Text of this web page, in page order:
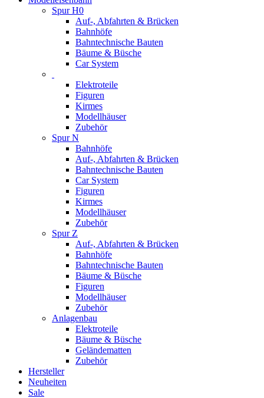
Spur H0
Auf-, Abfahrten & Brücken
Bahnhöfe
Bahntechnische Bauten
Bäume & Büsche
Car System
Elektroteile
Figuren
Kirmes
Modellhäuser
Zubehör
Spur N
Bahnhöfe
Auf-, Abfahrten & Brücken
Bahntechnische Bauten
Car System
Figuren
Kirmes
Modellhäuser
Zubehör
Spur Z
Auf-, Abfahrten & Brücken
Bahnhöfe
Bahntechnische Bauten
Bäume & Büsche
Figuren
Modellhäuser
Zubehör
Anlagenbau
Elektroteile
Bäume & Büsche
Geländematten
Zubehör
Hersteller
Neuheiten
Sale